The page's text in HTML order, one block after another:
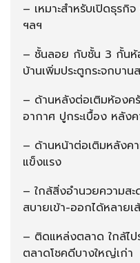
– เหมาะสำหรับเปิดธุรกิ
ฯลฯ
– ชั้นลอย กับชั้น 3 กั้นห้
บ้านเพิ่มประตูกระจกบาน
– ด้านหลังต่อเติมห้องค
อากาศ ปูกระเบื้อง หลังค
– ด้านหน้าต่อเติมหลังค
แข็งแรง
– ใกล้สิ่งอำนวยความส
สบายเข้า-ออกได้หลายเ
– ติดแหล่งตลาด ใกล้ไ
ตลาดโชคดีบางใหญ่เก่า